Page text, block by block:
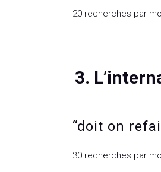
20 recherches par
3.
“doit on
30 recherches par